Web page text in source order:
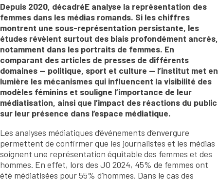
Depuis 2020, décadréE analyse la représentation des
femmes dans les médias romands. Si les chiffres
montrent une sous-représentation persistante, les
études révèlent surtout des biais profondément ancrés,
notamment dans les portraits de femmes. En
comparant des articles de presses de différents
domaines — politique, sport et culture — l’institut met en
lumière les mécanismes qui influencent la visibilité des
modèles féminins et souligne l’importance de leur
médiatisation, ainsi que l’impact des réactions du public
sur leur présence dans l’espace médiatique.
Les analyses médiatiques d’événements d’envergure
permettent de confirmer que les journalistes et les médias
soignent une représentation équitable des femmes et des
hommes. En effet, lors des JO 2024, 45% de femmes ont
été médiatisées pour 55% d’hommes. Dans le cas des